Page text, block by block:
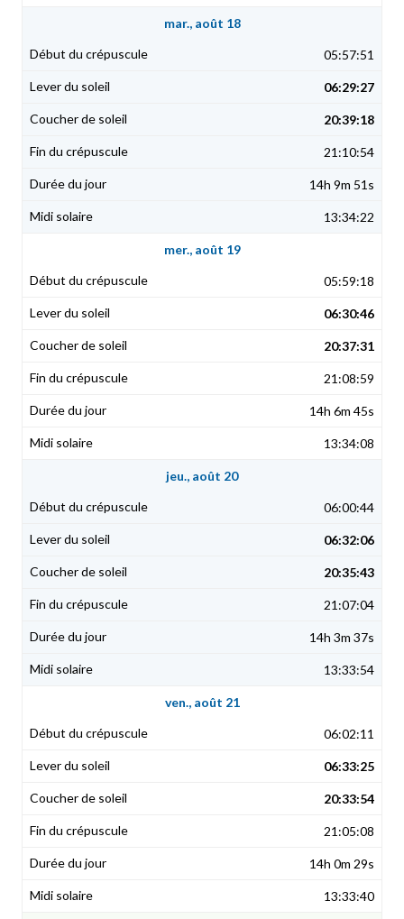
mar., août 18
05:57:51
06:29:27
20:39:18
21:10:54
14h 9m 51s
13:34:22
mer., août 19
05:59:18
06:30:46
20:37:31
21:08:59
14h 6m 45s
13:34:08
jeu., août 20
06:00:44
06:32:06
20:35:43
21:07:04
14h 3m 37s
13:33:54
ven., août 21
06:02:11
06:33:25
20:33:54
21:05:08
14h 0m 29s
13:33:40